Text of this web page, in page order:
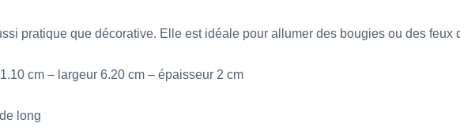
pratique que décorative. Elle est idéale pour allumer des bougies ou des feux
cm – largeur 6.20 cm – épaisseur 2 cm
long